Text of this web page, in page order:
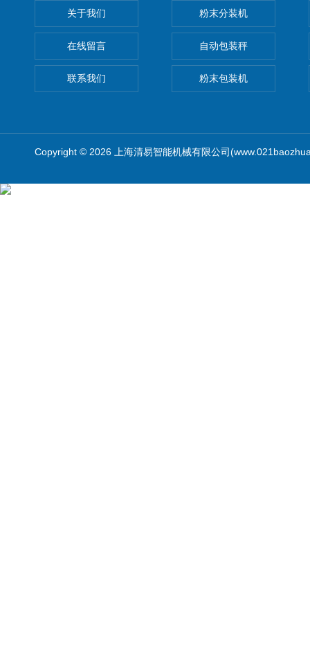
关于我们
在线留言
联系我们
粉末分装机
自动包装秤
粉末包装机
Copyright © 2026 上海清易智能机械有限公司